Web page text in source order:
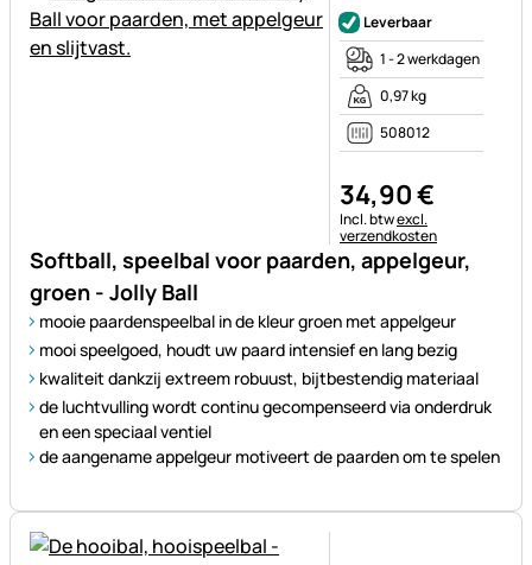
Softball, speelbal voor paarden, appelgeur,
groen - Jolly Ball
mooie paardenspeelbal in de kleur groen met appelgeur
mooi speelgoed, houdt uw paard intensief en lang bezig
kwaliteit dankzij extreem robuust, bijtbestendig materiaal
de luchtvulling wordt continu gecompenseerd via onderdruk
en een speciaal ventiel
de aangename appelgeur motiveert de paarden om te spelen
Leverbaar
1 - 2 werkdagen
0,97 kg
508012
34,90€
Belastinginformatie:
Incl. btwexcl.
verzendkosten